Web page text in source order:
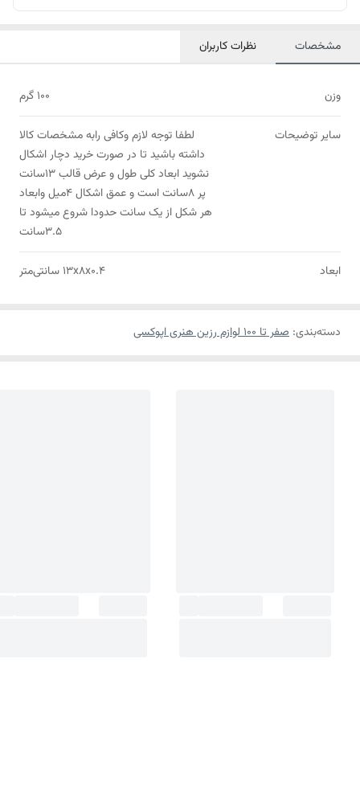
مشخصات نظرات کاربران
وزن 100 گرم
سایر توضیحات
لطفا توجه لازم وکافی رابه مشخصات کالا
داشته باشید تا در صورت خرید دچار اشکال
نشوید ابعاد کلی طول و عرض قالب 13سانت
پر 8سانت است و عمق اشکال 4میل وابعاد
هر شکل از یک سانت حدودا شروع میشود تا
3.5سانت
ابعاد 13x8x0.4 سانتی‌متر
دسته‌بندی: صفر تا ۱۰۰ لوازم رزین هنری اپوکسی